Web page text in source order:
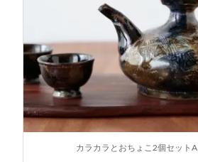
カラカラとおちょこ2個セットA